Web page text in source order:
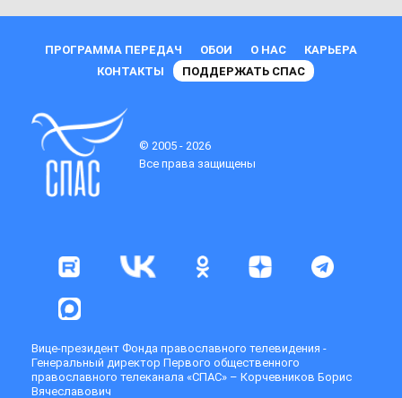
ПРОГРАММА ПЕРЕДАЧ ОБОИ О НАС
КАРЬЕРА
КОНТАКТЫ
ПОДДЕРЖАТЬ СПАС
© 2005 - 2026
Все права защищены
Вице-президент Фонда православного телевидения -
Генеральный директор Первого общественного
православного телеканала «СПАС» – Корчевников Борис
Вячеславович